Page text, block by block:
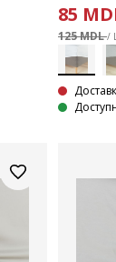
85
125 MDL/